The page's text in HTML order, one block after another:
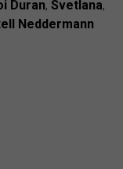
Duran, Svetlana,
Neddermann